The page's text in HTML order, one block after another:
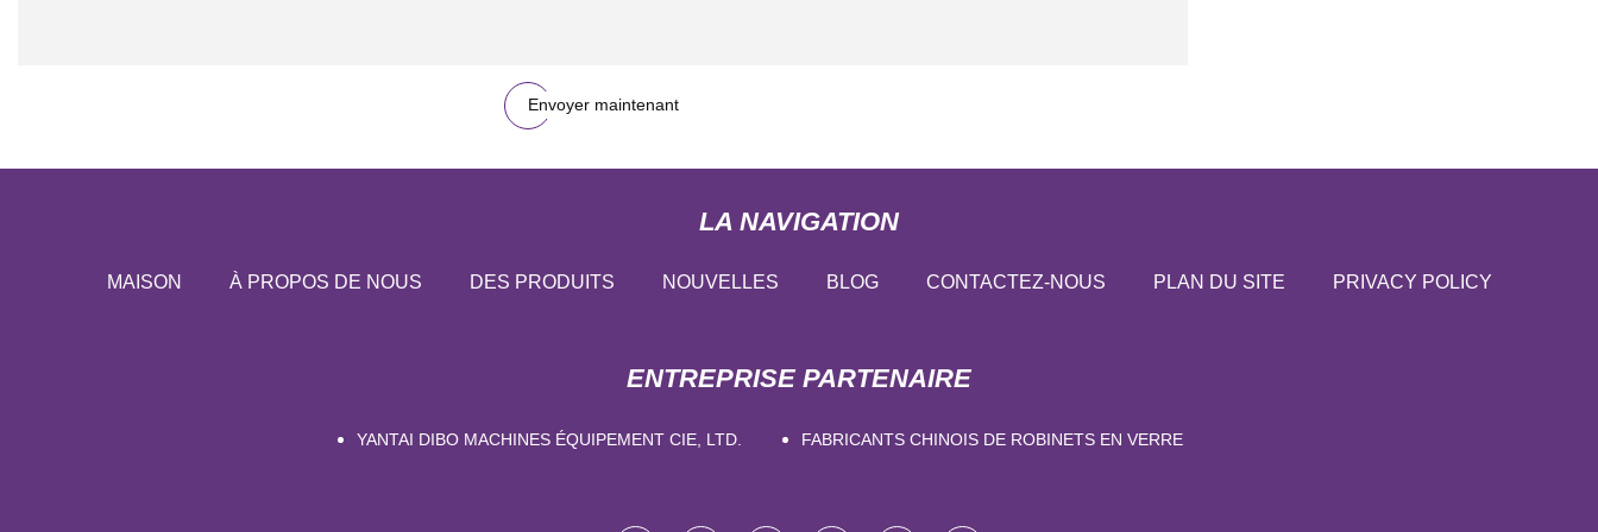
Envoyer maintenant
LA NAVIGATION
MAISON À PROPOS DE NOUS DES PRODUITS NOUVELLES BLOG CONTACTEZ-NOUS PLAN DU SITE PRIVACY POLICY
ENTREPRISE PARTENAIRE
YANTAI DIBO MACHINES ÉQUIPEMENT CIE, LTD. FABRICANTS CHINOIS DE ROBINETS EN VERRE